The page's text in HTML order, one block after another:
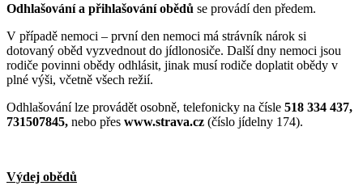
Odhlašování a přihlašování obědů se provádí den předem.
V případě nemoci – první den nemoci má strávník nárok si
dotovaný oběd vyzvednout do jídlonosiče. Další dny nemoci jsou
rodiče povinni obědy odhlásit, jinak musí rodiče doplatit obědy v
plné výši, včetně všech režií.
Odhlašování lze provádět osobně, telefonicky na čísle 518 334 437,
731507845, nebo přes www.strava.cz (číslo jídelny 174).
Výdej obědů